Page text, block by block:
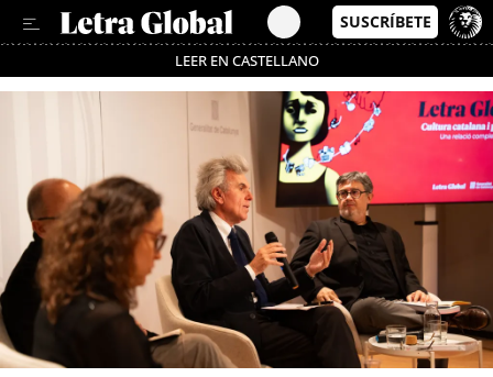
LEER EN CASTELLANO
Passa’t al mode estalvi